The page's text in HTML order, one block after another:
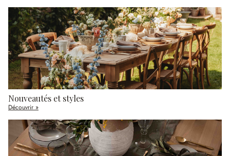
Nouveautés et styles
Découvrir »